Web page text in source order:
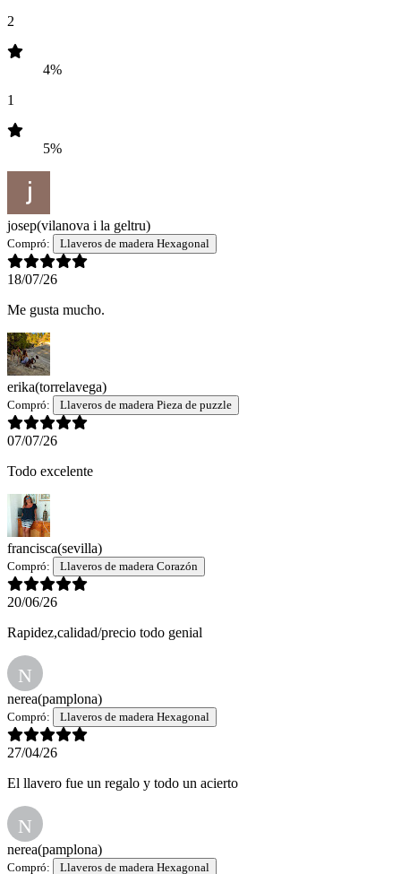
2
4%
1
5%
josep(vilanova i la geltru)
Compró: Llaveros de madera Hexagonal
18/07/26
Me gusta mucho.
erika(torrelavega)
Compró: Llaveros de madera Pieza de puzzle
07/07/26
Todo excelente
francisca(sevilla)
Compró: Llaveros de madera Corazón
20/06/26
Rapidez,calidad/precio todo genial
N
nerea(pamplona)
Compró: Llaveros de madera Hexagonal
27/04/26
El llavero fue un regalo y todo un acierto
N
nerea(pamplona)
Compró: Llaveros de madera Hexagonal